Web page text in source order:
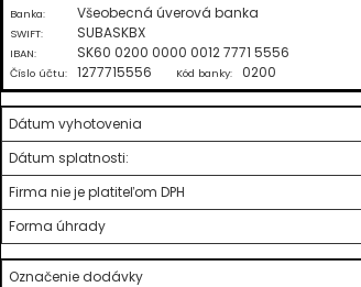
Banka: Všeobecná úverová banka
SWIFT: SUBASKBX
IBAN: SK60 0200 0000 0012 7771 5556
Číslo účtu: 1277715556 Kód banky: 0200
Dátum vyhotovenia
Dátum splatnosti:
Firma nie je platiteľom DPH
Forma úhrady
Označenie dodávky